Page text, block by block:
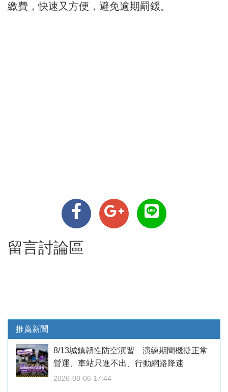
繳費，快速又方便，避免逾期罰鍰。
留言討論區
推薦新聞
8/13城鎮韌性防空演習 演練期間機捷正常
營運、車站只進不出、行動網路降速
2026-08-06 17:44